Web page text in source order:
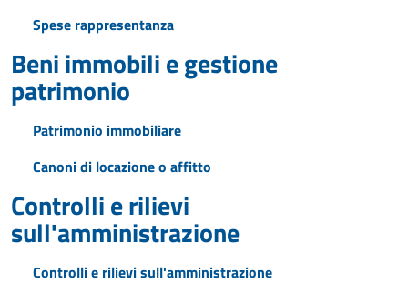
Spese rappresentanza
Beni immobili e gestione
patrimonio
Patrimonio immobiliare
Canoni di locazione o affitto
Controlli e rilievi
sull'amministrazione
Controlli e rilievi sull'amministrazione